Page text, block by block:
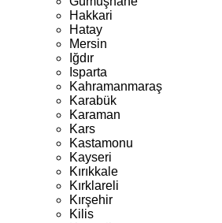
Hakkari
Hatay
Mersin
Iğdır
Isparta
Kahramanmaraş
Karabük
Karaman
Kars
Kastamonu
Kayseri
Kırıkkale
Kırklareli
Kırşehir
Kilis